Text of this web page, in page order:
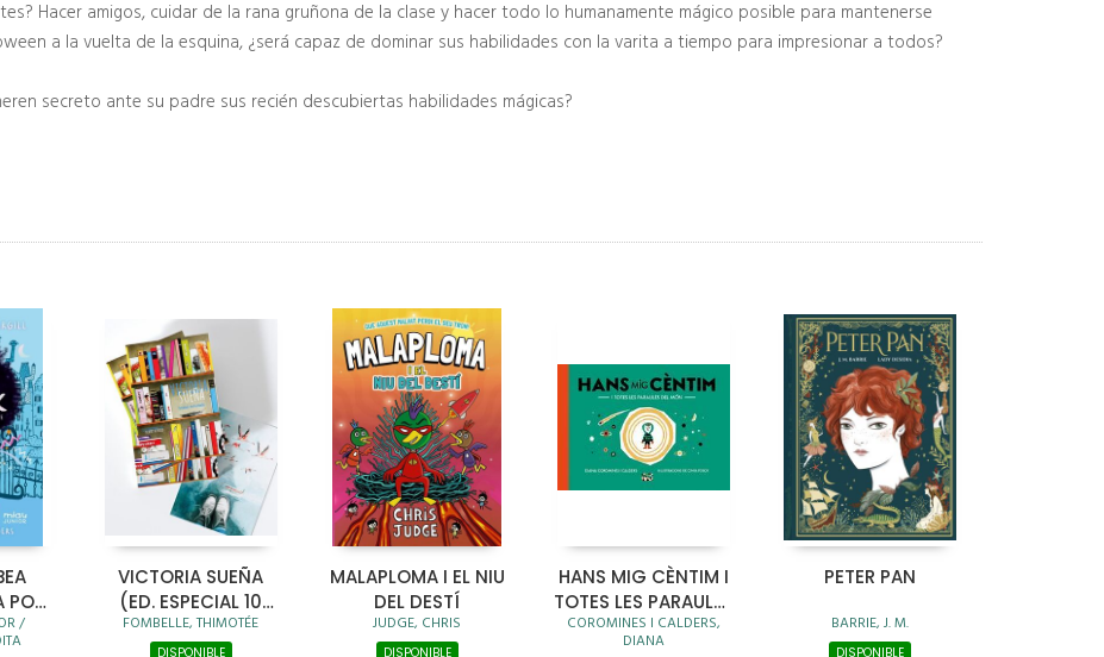
Hacer amigos, cuidar de la rana gruñona de la clase y hacer todo lo humanamente mágico posible para mantenerse
a la vuelta de la esquina, ¿será capaz de dominar sus habilidades con la varita a tiempo para impresionar a todos?
secreto ante su padre sus recién descubiertas habilidades mágicas?
POR
/
VICTORIA SUEÑA
(ED. ESPECIAL 10
AÑOS)
FOMBELLE, THIMOTÉE
DISPONIBLE
MALAPLOMA I EL NIU
DEL DESTÍ
JUDGE, CHRIS
DISPONIBLE
HANS MIG CÈNTIM I
TOTES LES PARAULES
DEL MÓN
COROMINES I CALDERS,
DIANA
PETER PAN
BARRIE, J. M.
DISPONIBLE